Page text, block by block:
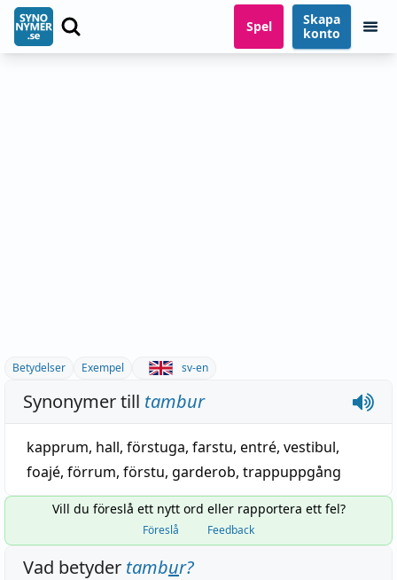
Spel
Skapa
konto
Betydelser Exempel sv-en
Synonymer till tambur
kapprum, hall, förstuga, farstu, entré, vestibul,
foajé, förrum, förstu, garderob, trappuppgång
Vill du föreslå ett nytt ord eller rapportera ett fel?
Föreslå Feedback
Vad betyder tambur?